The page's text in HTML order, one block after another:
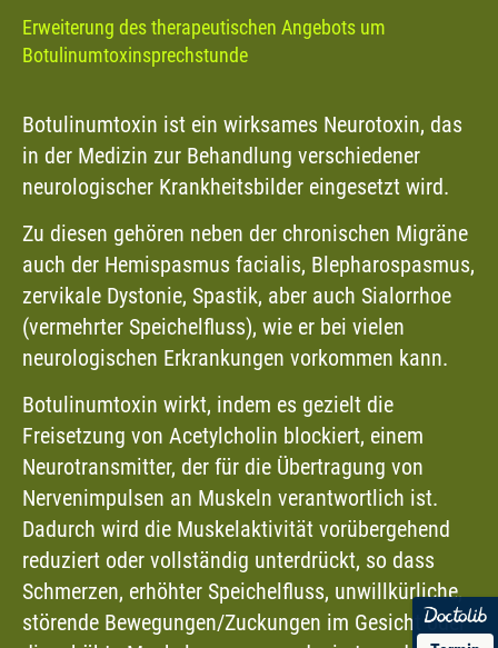
Erweiterung des therapeutischen Angebots um
Botulinumtoxinsprechstunde
Botulinumtoxin ist ein wirksames Neurotoxin, das
in der Medizin zur Behandlung verschiedener
neurologischer Krankheitsbilder eingesetzt wird.
Zu diesen gehören neben der chronischen Migräne
auch der Hemispasmus facialis, Blepharospasmus,
zervikale Dystonie, Spastik, aber auch Sialorrhoe
(vermehrter Speichelfluss), wie er bei vielen
neurologischen Erkrankungen vorkommen kann.
Botulinumtoxin wirkt, indem es gezielt die
Freisetzung von Acetylcholin blockiert, einem
Neurotransmitter, der für die Übertragung von
Nervenimpulsen an Muskeln verantwortlich ist.
Dadurch wird die Muskelaktivität vorübergehend
reduziert oder vollständig unterdrückt, so dass
Schmerzen, erhöhter Speichelfluss, unwillkürliche,
störende Bewegungen/Zuckungen im Gesicht oder